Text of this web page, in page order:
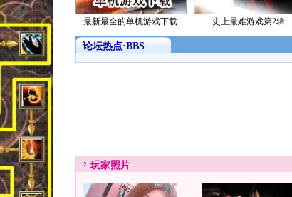
最新最全的单机游戏下载 史上最难游戏第2辑
论坛热点·BBS
玩家照片